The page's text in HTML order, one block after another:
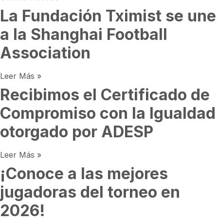
La Fundación Tximist se une
a la Shanghai Football
Association
Leer Más »
Recibimos el Certificado de
Compromiso con la Igualdad
otorgado por ADESP
Leer Más »
¡Conoce a las mejores
jugadoras del torneo en
2026!